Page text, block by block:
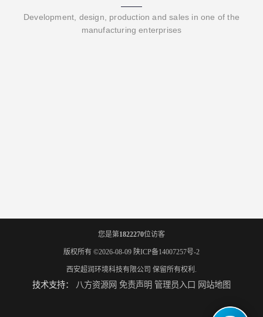
Development, design, production and sales in one of the
manufacturing enterprises
您是第1822270位访客
版权所有 ©2026-08-09 陕ICP备14007257号-2
西安超润环境科技有限公司 保留所有权利.
技术支持： 八方资源网 免责声明 管理员入口 网站地图